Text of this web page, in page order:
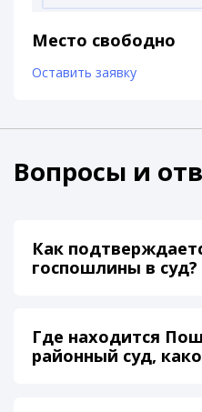
Место свободно
Оставить заявку
Вопросы и
Как
госпошлины в суд?
Где находится
районный суд,